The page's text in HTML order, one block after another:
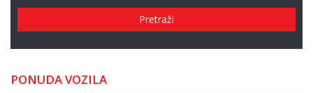
Pretraži
PONUDA VOZILA